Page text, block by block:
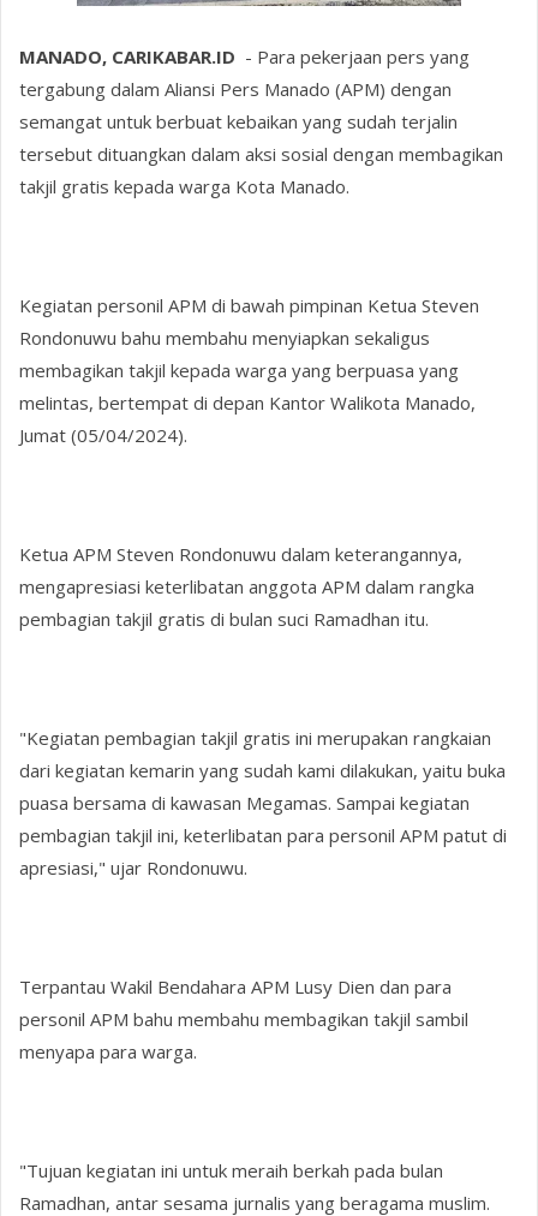
MANADO, CARIKABAR.ID - Para pekerjaan pers yang
tergabung dalam Aliansi Pers Manado (APM) dengan
semangat untuk berbuat kebaikan yang sudah terjalin
tersebut dituangkan dalam aksi sosial dengan membagikan
takjil gratis kepada warga Kota Manado.
Kegiatan personil APM di bawah pimpinan Ketua Steven
Rondonuwu bahu membahu menyiapkan sekaligus
membagikan takjil kepada warga yang berpuasa yang
melintas, bertempat di depan Kantor Walikota Manado,
Jumat (05/04/2024).
Ketua APM Steven Rondonuwu dalam keterangannya,
mengapresiasi keterlibatan anggota APM dalam rangka
pembagian takjil gratis di bulan suci Ramadhan itu.
"Kegiatan pembagian takjil gratis ini merupakan rangkaian
dari kegiatan kemarin yang sudah kami dilakukan, yaitu buka
puasa bersama di kawasan Megamas. Sampai kegiatan
pembagian takjil ini, keterlibatan para personil APM patut di
apresiasi," ujar Rondonuwu.
Terpantau Wakil Bendahara APM Lusy Dien dan para
personil APM bahu membahu membagikan takjil sambil
menyapa para warga.
"Tujuan kegiatan ini untuk meraih berkah pada bulan
Ramadhan, antar sesama jurnalis yang beragama muslim.